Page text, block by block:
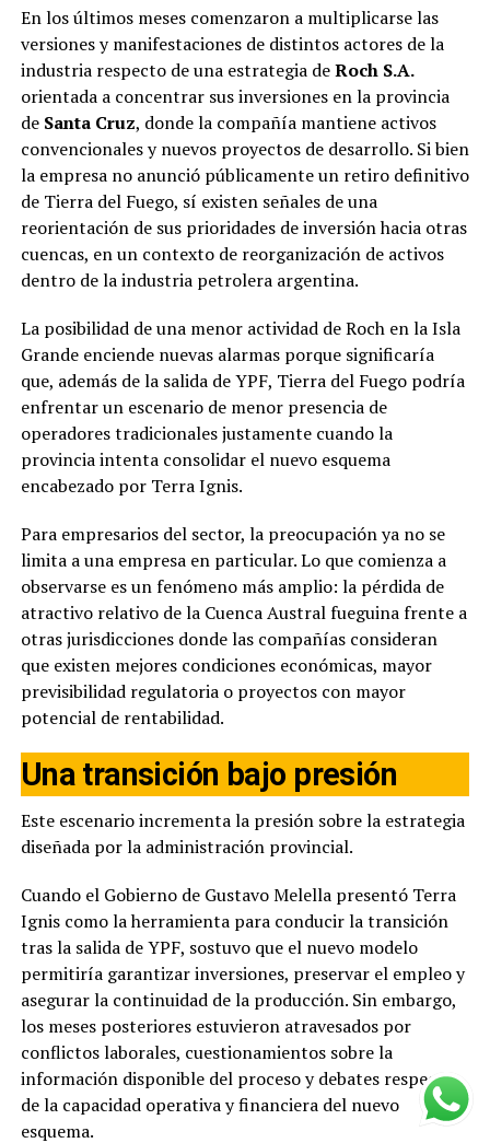
En los últimos meses comenzaron a multiplicarse las
versiones y manifestaciones de distintos actores de la
industria respecto de una estrategia deRoch S.A.
orientada a concentrar sus inversiones en la provincia
de Santa Cruz, donde la compañía mantiene activos
convencionales y nuevos proyectos de desarrollo. Si bien
la empresa no anunció públicamente un retiro definitivo
de Tierra del Fuego, sí existen señales de una
reorientación de sus prioridades de inversión hacia otras
cuencas, en un contexto de reorganización de activos
dentro de la industria petrolera argentina.
La posibilidad de una menor actividad de Roch en la Isla
Grande enciende nuevas alarmas porque significaría
que, además de la salida de YPF, Tierra del Fuego podría
enfrentar un escenario de menor presencia de
operadores tradicionales justamente cuando la
provincia intenta consolidar el nuevo esquema
encabezado por Terra Ignis.
Para empresarios del sector, la preocupación ya no se
limita a una empresa en particular. Lo que comienza a
observarse es un fenómeno más amplio: la pérdida de
atractivo relativo de la Cuenca Austral fueguina frente a
otras jurisdicciones donde las compañías consideran
que existen mejores condiciones económicas, mayor
previsibilidad regulatoria o proyectos con mayor
potencial de rentabilidad.
Una transición bajo presión
Este escenario incrementa la presión sobre la estrategia
diseñada por la administración provincial.
Cuando el Gobierno de Gustavo Melella presentó Terra
Ignis como la herramienta para conducir la transición
tras la salida de YPF, sostuvo que el nuevo modelo
permitiría garantizar inversiones, preservar el empleo y
asegurar la continuidad de la producción. Sin embargo,
los meses posteriores estuvieron atravesados por
conflictos laborales, cuestionamientos sobre la
información disponible del proceso y debates respecto
de la capacidad operativa y financiera del nuevo
esquema.